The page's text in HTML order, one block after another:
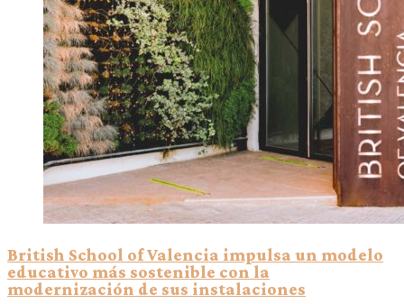
British School of Valencia impulsa un modelo
educativo más sostenible con la
modernización de sus instalaciones